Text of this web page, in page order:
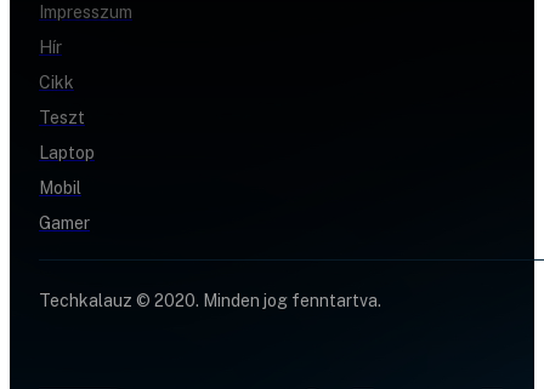
Impresszum
Hír
Cikk
Teszt
Laptop
Mobil
Gamer
Techkalauz © 2020. Minden jog fenntartva.